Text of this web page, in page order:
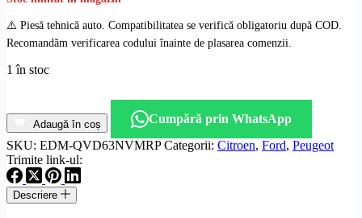
⚠️ Piesă tehnică auto. Compatibilitatea se verifică obligatoriu după COD.
Recomandăm verificarea codului înainte de plasarea comenzii.
1 în stoc
Alternator
Citroen
DS4
2.0
HDi
150
cp
Adaugă în coș
Cumpără prin WhatsApp
SKU: EDM-QVD63NVMRP Categorii: Citroen, Ford, Peugeot
Trimite link-ul:
Descriere